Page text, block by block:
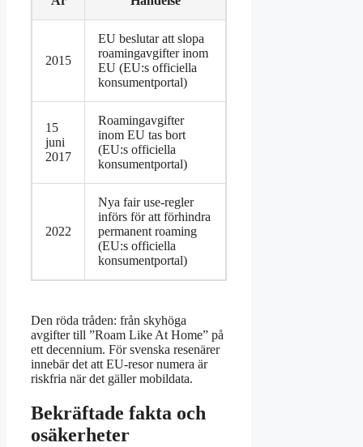
2015
EU beslutar att slopa
roamingavgifter inom
EU (EU:s officiella
konsumentportal)
15
juni
2017
Roamingavgifter
inom EU tas bort
(EU:s officiella
konsumentportal)
2022
Nya fair use-regler
införs för att förhindra
permanent roaming
(EU:s officiella
konsumentportal)
Den röda tråden: från skyhöga
avgifter till ”Roam Like At Home” på
ett decennium. För svenska resenärer
innebär det att EU-resor numera är
riskfria när det gäller mobildata.
Bekräftade fakta och
osäkerheter